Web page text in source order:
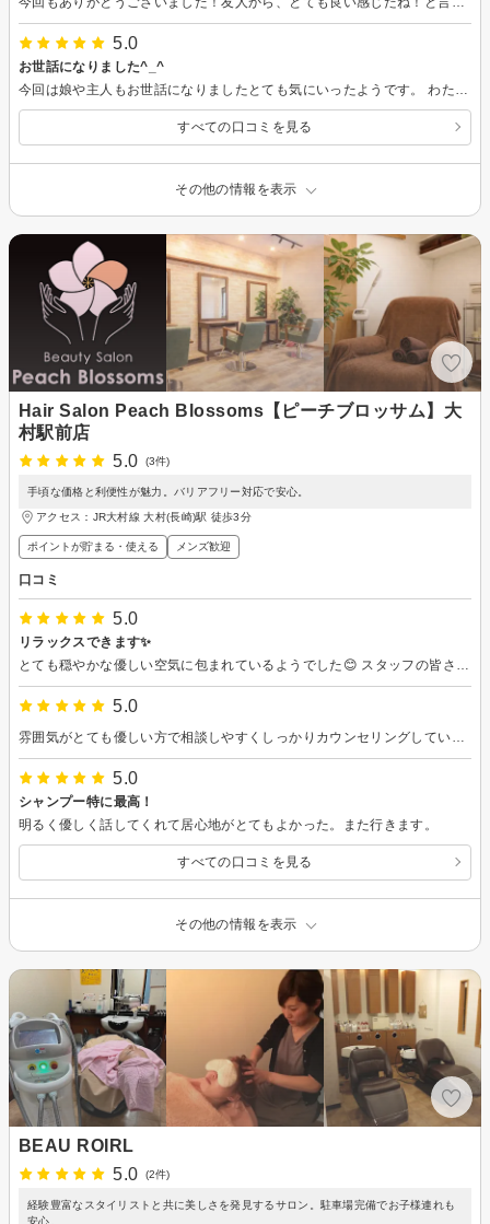
5.0
お世話になりました^_^
すべての口コミを見る
その他の情報を表示
Hair Salon Peach Blossoms【ピーチブロッサム】大
村駅前店
5.0
(3件)
手頃な価格と利便性が魅力。バリアフリー対応で安心。
アクセス：JR大村線 大村(長崎)駅 徒歩3分
ポイントが貯まる・使える メンズ歓迎
口コミ
5.0
リラックスできます✨
5.0
5.0
シャンプー特に最高！
明るく優しく話してくれて居心地がとてもよかった。また行きます。
すべての口コミを見る
その他の情報を表示
BEAU ROIRL
5.0
(2件)
経験豊富なスタイリストと共に美しさを発見するサロン。駐車場完備でお子様連れも
安心。